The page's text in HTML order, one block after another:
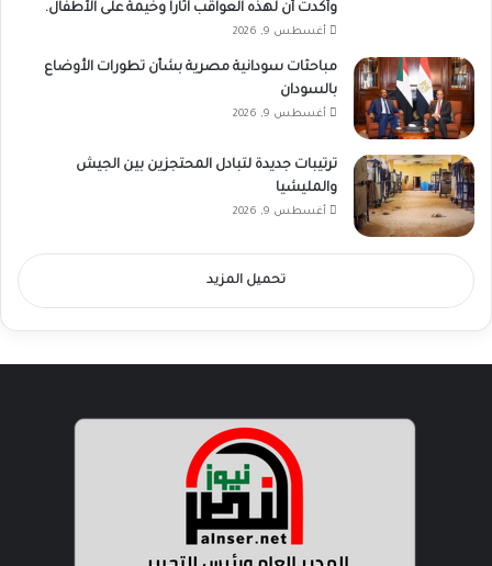
وأكدت أن لهذه العواقب آثاراً وخيمة على الأطفال.
أغسطس 9, 2026
مباحثات سودانية مصرية بشأن تطورات الأوضاع
بالسودان
أغسطس 9, 2026
ترتيبات جديدة لتبادل المحتجزين بين الجيش
والمليشيا
أغسطس 9, 2026
تحميل المزيد